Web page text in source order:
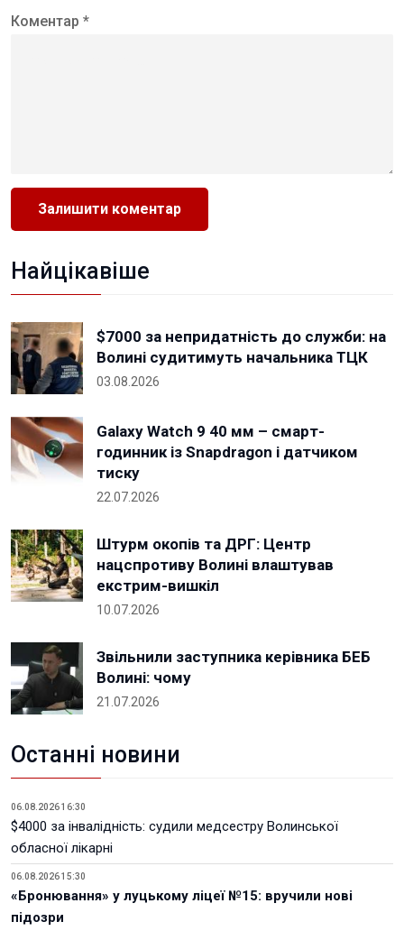
Коментар *
Найцікавіше
$7000 за непридатність до служби: на
Волині судитимуть начальника ТЦК
03.08.2026
Galaxy Watch 9 40 мм – смарт-
годинник із Snapdragon і датчиком
тиску
22.07.2026
Штурм окопів та ДРГ: Центр
нацспротиву Волині влаштував
екстрим-вишкіл
10.07.2026
Звільнили заступника керівника БЕБ
Волині: чому
21.07.2026
Останні новини
06.08.2026 16:30
$4000 за інвалідність: судили медсестру Волинської
обласної лікарні
06.08.2026 15:30
«Бронювання» у луцькому ліцеї №15: вручили нові
підозри